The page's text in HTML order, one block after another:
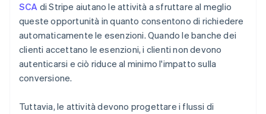
SCA di Stripe aiutano le attività a sfruttare al meglio
queste opportunità in quanto consentono di richiedere
automaticamente le esenzioni. Quando le banche dei
clienti accettano le esenzioni, i clienti non devono
autenticarsi e ciò riduce al minimo l'impatto sulla
conversione.
Tuttavia, le attività devono progettare i flussi di